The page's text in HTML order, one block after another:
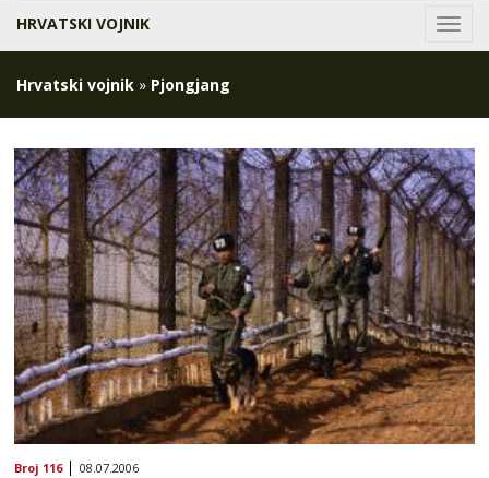
HRVATSKI VOJNIK
Hrvatski vojnik » Pjongjang
Broj 116
08.07.2006